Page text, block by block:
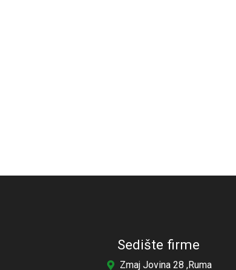
Sedište firme
Zmaj Jovina 28 ,Ruma